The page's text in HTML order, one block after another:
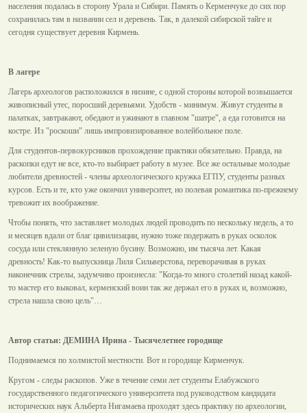
населения подалась в сторону Урала и Сибири. Память о Керменчуке до сих пор
сохранилась там в названии сел и деревень. Так, в далекой сибирской тайге и
сегодня существует деревня Кирмень.
В лагере
Лагерь археологов расположился в низине, с одной стороны которой возвышается
живописный утес, поросший деревьями. Удобств - минимум. Живут студенты в
палатках, завтракают, обедают и ужинают в главном "шатре", а еда готовится на
костре. Из "роскоши" лишь импровизированное волейбольное поле.
Для студентов-первокурсников прохождение практики обязательно. Правда, на
раскопки едут не все, кто-то выбирает работу в музее. Все же остальные молодые
любители древностей - члены археологического кружка ЕГПУ, студенты разных
курсов. Есть и те, кто уже окончил университет, но полевая романтика по-прежнему
тревожит их воображение.
Чтобы понять, что заставляет молодых людей проводить по нескольку недель, а то
и месяцев вдали от благ цивилизации, нужно тоже подержать в руках осколок
сосуда или стеклянную зеленую бусину. Возможно, им тысяча лет. Какая
древность! Как-то выпускница Лиля Сильверстова, переворачивая в руках
наконечник стрелы, задумчиво произнесла: "Когда-то много столетий назад какой-
то мастер его выковал, керменский воин так же держал его в руках и, возможно,
стрела нашла свою цель"…
Автор статьи: ДЕМИНА Ирина - Тысячелетнее городище
Поднимаемся по холмистой местности. Вот и городище Кирменчук.
Кругом - следы раскопов. Уже в течение семи лет студенты Елабужского
государственного педагогического университета под руководством кандидата
исторических наук Альберта Нигамаева проходят здесь практику по археологии,